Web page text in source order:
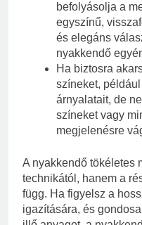
befolyásolja a
egyszínű,
és elegáns
nyakkendő
Ha biztosra
színeket,
árnyalatait, de
színeket vagy
megjelenésre
A nyakkendő tökéletes
technikától, hanem a
függ. Ha figyelsz a
igazítására, és